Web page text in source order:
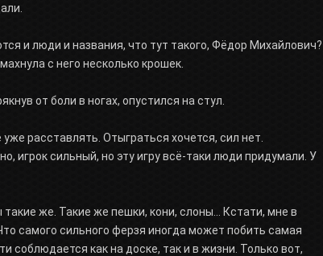
и люди и названия, что тут такого, Фёдор Михайлович?
с него несколько крошек.
от боли в ногах, опустился на стул.
расставлять. Отыграться хочется, сил нет.
игрок сильный, но эту игру всё-таки люди придумали. У
же. Такие же пешки, кони, слоны... Кстати, мне в
самого сильного ферзя иногда может побить самая
соблюдается как на доске, так и в жизни. Только вот,